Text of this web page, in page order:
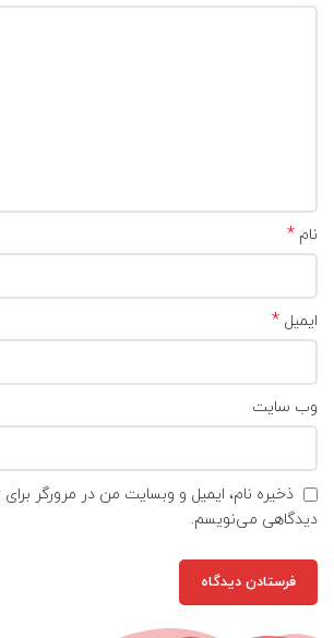
نام *
ایمیل *
وب‌ سایت
ذخیره نام، ایمیل و وبسایت من در مرورگر برای
دیدگاهی می‌نویسم.